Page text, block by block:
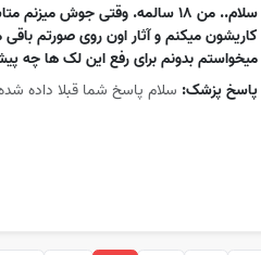
سلام.. من ۱۸ سالمه. وقتی جوش
کاریشون میکنم و آثار اون روی صورتم باقی
میخواستم بدونم برای رفع این لک ها چه
پاسخ پزشک: سلام پاسخ شما قبلا داده